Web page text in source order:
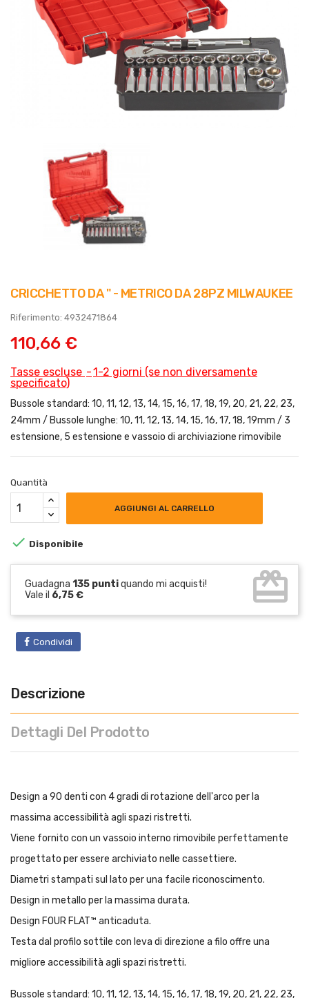
CRICCHETTO DA " - METRICO DA 28PZ MILWAUKEE
Riferimento: 4932471864
110,66 €
Tasse escluse
1-2 giorni (se non diversamente
specificato)
Bussole standard: 10, 11, 12, 13, 14, 15, 16, 17, 18, 19, 20, 21, 22, 23,
24mm / Bussole lunghe: 10, 11, 12, 13, 14, 15, 16, 17, 18, 19mm / 3
estensione, 5 estensione e vassoio di archiviazione rimovibile
Quantità
AGGIUNGI AL CARRELLO
 Disponibile
Guadagna 135 puntiquando mi acquisti!
Vale il 6,75 € card_giftcard
Condividi
Descrizione
Dettagli Del Prodotto
Design a 90 denti con 4 gradi di rotazione dell'arco per la
massima accessibilità agli spazi ristretti.
Viene fornito con un vassoio interno rimovibile perfettamente
progettato per essere archiviato nelle cassettiere.
Diametri stampati sul lato per una facile riconoscimento.
Design in metallo per la massima durata.
Design FOUR FLAT™ anticaduta.
Testa dal profilo sottile con leva di direzione a filo offre una
migliore accessibilità agli spazi ristretti.
Bussole standard: 10, 11, 12, 13, 14, 15, 16, 17, 18, 19, 20, 21, 22, 23,